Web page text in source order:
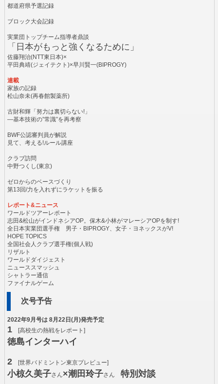
都道府県予選記録
ブロック大会記録
実業団トップチーム指導者鼎談
「日本がもっと強くなるために」
佐藤翔治(NTT東日本)×
平田典靖(ジェイテクト)×早川賢一(BIPROGY)
連載
家族の記録
松山奈未(再春館製薬所)
古財和輝「努力は裏切らない!」
―基本技術の”常識”を再考察
BWF公認審判員が解説
見て、考える!ルール講座
クラブ訪問
中野つくし(東京)
ゼロからのベースづくり
第13回/力を入れずにラケットを振る
レポート&ニュース
ワールドツアーレポート
志田&松山がインドネシアOP。保木&小林がマレーシアOPを制す!
全日本実業団選手権 男子・BIPROGY、女子・ヨネックスがV!
HOPE TOPICS
全国社会人クラブ選手権(個人戦)
リザルト
ワールドダイジェスト
ニューススマッシュ
シャトラー通信
ファイナルゲーム
次号予告
2022年9月号は 8月22日(月)発売予定
1[高校生の熱戦をレポート]
徳島インターハイ
2[世界バドミントン東京プレビュー]
小椋久美子さん×潮田玲子さん 特別対談